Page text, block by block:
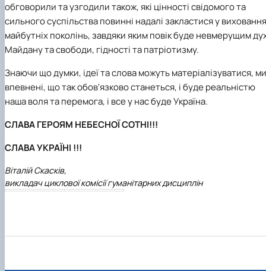
обговорили та узгодили також, які цінності свідомого та
сильного суспільства повинні надалі закластися у виховання
майбутніх поколінь, завдяки яким повік буде невмерущим
Майдану та свободи, гідності та патріотизму.
Знаючи що думки, ідеї та слова можуть матеріалізуватися, ми
впевнені, що так обов'язково станеться, і буде реальністю
наша воля та перемога, і все у нас буде Україна.
СЛАВА ГЕРОЯМ НЕБЕСНОЇ СОТНІ!!!
СЛАВА УКРАЇНІ !!!
Віталій Скасків,
викладач циклової комісії гуманітарних дисциплін